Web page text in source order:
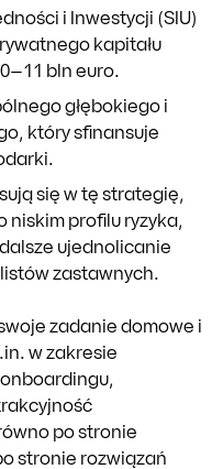
i Inwestycji (SIU)
kapitału
bln euro.
głębokiego i
który sfinansuje
się w tę strategię,
niskim profilu ryzyka,
ujednolicanie
zastawnych.
zadanie domowe i
w zakresie
po stronie
stronie rozwiązań